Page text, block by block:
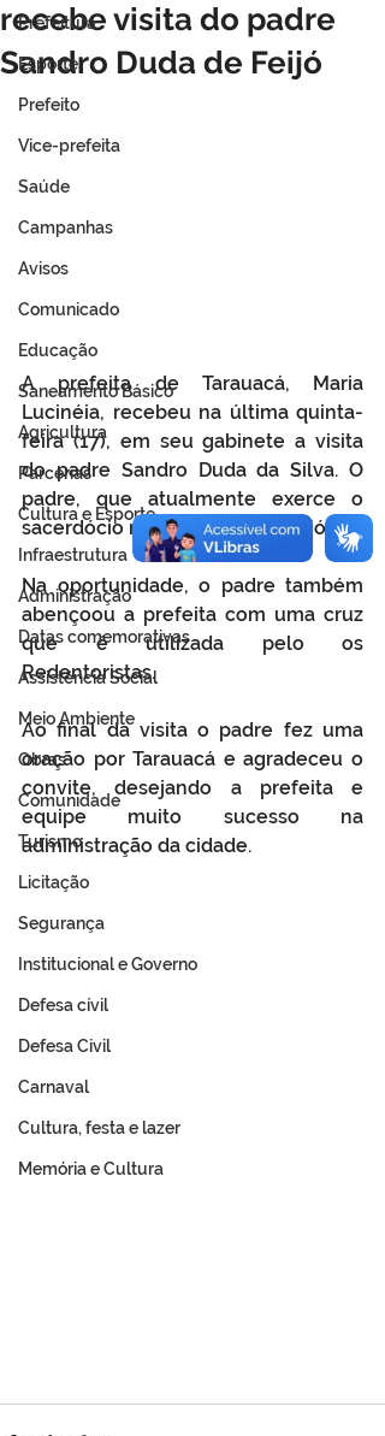
Prefeitura
Esporte
Prefeito
Vice-prefeita
Saúde
Campanhas
Avisos
Comunicado
Educação
Saneamento Básico
Agricultura
Parcerias
Cultura e Esporte
Infraestrutura
Administração
Datas comemorativas
Assistência Social
Meio Ambiente
Obras
Comunidade
Turismo
Licitação
Segurança
Institucional e Governo
Defesa cívil
Defesa Civil
Carnaval
Cultura, festa e lazer
Memória e Cultura
recebe visita do padre
Sandro Duda de Feijó
A prefeita de Tarauacá, Maria
Lucinéia, recebeu na última quinta-
feira (17), em seu gabinete a visita
do padre Sandro Duda da Silva. O
padre, que atualmente exerce o
sacerdócio no município de Feijó.
Na oportunidade, o padre também
abençoou a prefeita com uma cruz
que é utilizada pelo os
Redentoristas.
Ao final da visita o padre fez uma
oração por Tarauacá e agradeceu o
convite, desejando a prefeita e
equipe muito sucesso na
administração da cidade.